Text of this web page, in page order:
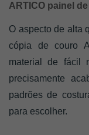
ARTICO painel
O aspecto de alta
cópia de couro
material de fácil
precisamente
padrões de
para escolher.